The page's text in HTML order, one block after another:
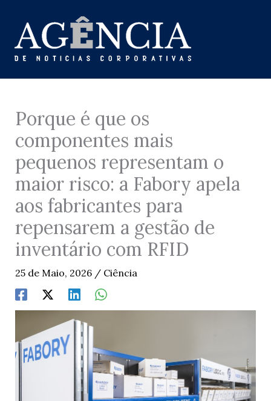
content
Porque é que os
componentes mais
pequenos representam o
maior risco: a Fabory apela
aos fabricantes para
repensarem a gestão de
inventário com RFID
25 de Maio, 2026 / Ciência